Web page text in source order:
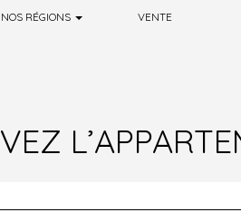
NOS RÉGIONS VENTE